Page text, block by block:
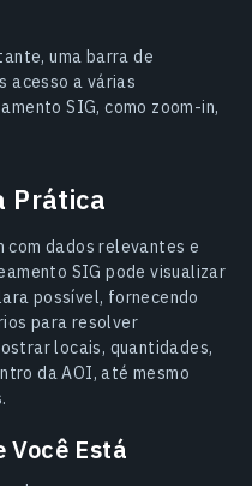
uma barra de
acesso a várias
SIG, como zoom-in,
Prática
com dados relevantes e
SIG pode visualizar
possível, fornecendo
para resolver
locais, quantidades,
da AOI, até mesmo
Você Está